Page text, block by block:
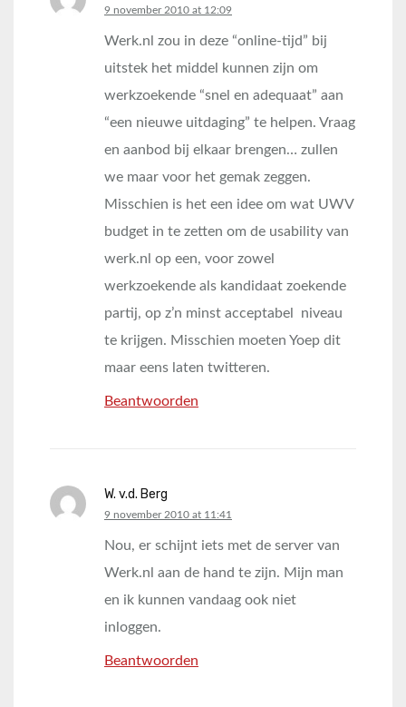
says:
9 november 2010 at 12:09
Werk.nl zou in deze “online-tijd” bij
uitstek het middel kunnen zijn om
werkzoekende “snel en adequaat” aan
“een nieuwe uitdaging” te helpen. Vraag
en aanbod bij elkaar brengen… zullen
we maar voor het gemak zeggen.
Misschien is het een idee om wat UWV
budget in te zetten om de usability van
werk.nl op een, voor zowel
werkzoekende als kandidaat zoekende
partij, op z’n minst acceptabel niveau
te krijgen. Misschien moeten Yoep dit
maar eens laten twitteren.
Beantwoorden
W. v.d. Berg
says:
9 november 2010 at 11:41
Nou, er schijnt iets met de server van
Werk.nl aan de hand te zijn. Mijn man
en ik kunnen vandaag ook niet
inloggen.
Beantwoorden